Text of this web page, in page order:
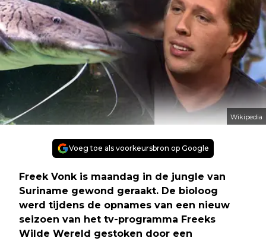
Wikipedia
Voeg toe als voorkeursbron op Google
Freek Vonk is maandag in de jungle van
Suriname gewond geraakt. De bioloog
werd tijdens de opnames van een nieuw
seizoen van het tv-programma Freeks
Wilde Wereld gestoken door een